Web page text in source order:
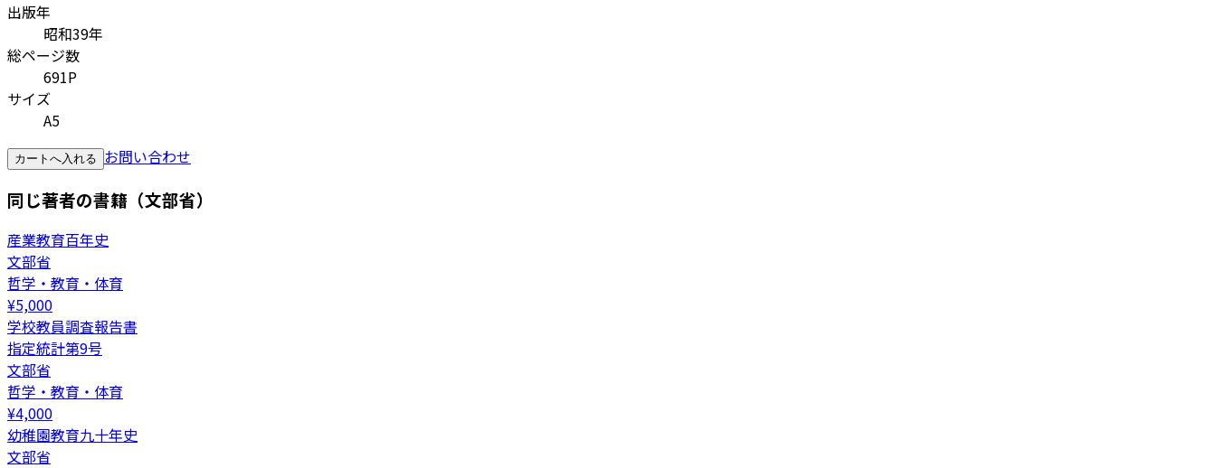
出版年
昭和39年
総ページ数
691P
サイズ
A5
カートへ入れる お問い合わせ
同じ著者の書籍（文部省）
産業教育百年史
文部省
哲学・教育・体育
¥5,000
学校教員調査報告書
指定統計第9号
文部省
哲学・教育・体育
¥4,000
幼稚園教育九十年史
文部省